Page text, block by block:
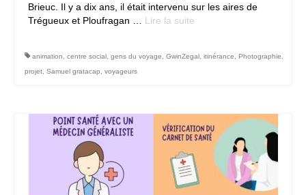
Brieuc. Il y a dix ans, il était intervenu sur les aires de
Trégueux et Ploufragan … Lire la suite­­
animation centre social gens du voyage GwinZegal itinérance Photographie
projet Samuel gratacap voyageurs